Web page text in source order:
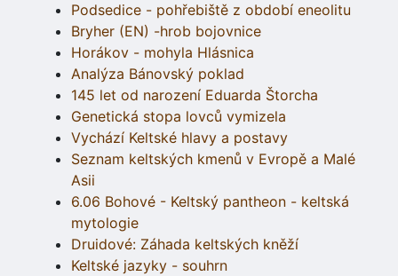
Podsedice - pohřebiště z období eneolitu
Bryher (EN) -hrob bojovnice
Horákov - mohyla Hlásnica
Analýza Bánovský poklad
145 let od narození Eduarda Štorcha
Genetická stopa lovců vymizela
Vychází Keltské hlavy a postavy
Seznam keltských kmenů v Evropě a Malé
Asii
6.06 Bohové - Keltský pantheon - keltská
mytologie
Druidové: Záhada keltských kněží
Keltské jazyky - souhrn